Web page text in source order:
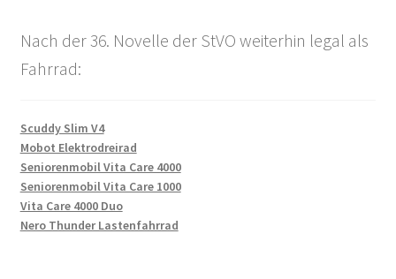
Nach der 36. Novelle der StVO weiterhin legal als
Fahrrad:
Scuddy Slim V4
Mobot Elektrodreirad
Seniorenmobil Vita Care 4000
Seniorenmobil Vita Care 1000
Vita Care 4000 Duo
Nero Thunder Lastenfahrrad